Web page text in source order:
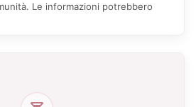
Le informazioni potrebbero